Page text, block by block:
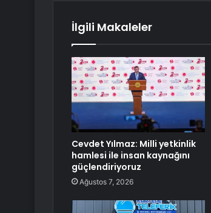
İlgili Makaleler
Cevdet Yılmaz: Milli yetkinlik
hamlesi ile insan kaynağını
güçlendiriyoruz
Ağustos 7, 2026